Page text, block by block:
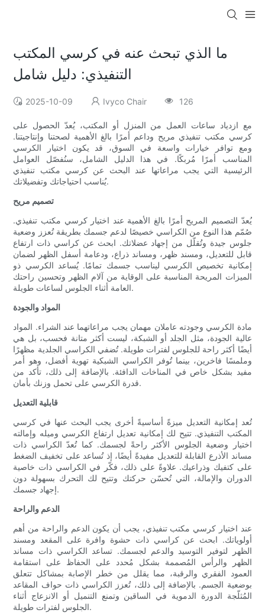
ما الذي تبحث عنه في كرسي المكتب
التنفيذي: دليل شامل
2025-10-09 Ivyco Chair 126
مع ازدياد ساعات العمل من المنزل أو المكتب، يُعدّ الحصول على
كرسي مكتب تنفيذي مريح وداعم أمرًا بالغ الأهمية لصحتنا وإنتاجيتنا.
ومع توافر خيارات واسعة في السوق، قد يكون اختيار الكرسي
المناسب أمرًا مُربكًا. في هذا الدليل الشامل، سنُفصّل العوامل
الرئيسية التي يجب مراعاتها عند البحث عن كرسي مكتب تنفيذي
يُناسب احتياجاتك وتفضيلاتك.
تصميم مريح
يُعدّ التصميم المريح أمرًا بالغ الأهمية عند اختيار كرسي مكتب تنفيذي.
صُمّم هذا النوع من الكراسي خصيصًا لدعم جسمك بطريقة تُعزز وضعية
جلوس جيدة وتُقلّل من إجهاد عضلاتك. ابحث عن كراسي ذات ارتفاع
قابل للتعديل، ومسند ظهر، ومساند ذراع، ودعامة أسفل الظهر لضمان
إمكانية تخصيص الكرسي ليناسب جسمك تمامًا. يُساعد الكرسي ذو
الميزات المريحة المناسبة على الوقاية من آلام الظهر وتحسين راحتك
العامة أثناء الجلوس لساعات طويلة.
المواد والجودة
مادة الكرسي وجودته عاملان مهمان يجب مراعاتهما عند الشراء. المواد
عالية الجودة، مثل الجلد أو الشبكة، ليست أكثر متانة فحسب، بل هي
أيضًا أكثر راحة للجلوس لفترات طويلة. تُضفي الكراسي الجلدية مظهرًا
وملمسًا فاخرين، بينما تُوفر الكراسي الشبكية تهوية أفضل، وهو أمر
مفيد بشكل خاص في المناخات الدافئة. بالإضافة إلى ذلك، تأكد من
قدرة الكرسي على تحمل وزنك بأمان.
قابلية التعديل
تُعد إمكانية التعديل ميزةً أساسيةً أخرى يجب البحث عنها في كرسي
المكتب التنفيذي. تتيح لك إمكانية تعديل ارتفاع الكرسي وميله وإمالته
اختيار وضعية الجلوس الأكثر راحةً لجسمك. كما تُعدّ الكراسي ذات
مساند الأذرع القابلة للتعديل مفيدةً أيضًا، إذ تُساعد على تخفيف الضغط
على كتفيك وذراعيك. علاوةً على ذلك، فكّر في الكراسي ذات خاصية
الدوران والإمالة، التي تُحسّن حركتك وتتيح لك التحرك بسهولة دون
إجهاد جسمك.
الدعم والراحة
عند اختيار كرسي مكتب تنفيذي، يجب أن يكون الدعم والراحة من أهم
أولوياتك. ابحث عن كراسي ذات حشوة وافرة على المقعد ومسند
الظهر لتوفير التوسيد والدعم لجسمك. تساعد الكراسي ذات مساند
الظهر والرأس المُصممة بشكل مُحدد على الحفاظ على استقامة
العمود الفقري والرقبة، مما يقلل من خطر الإصابة بمشاكل تتعلق
بوضعية الجسم. بالإضافة إلى ذلك، تُعزز الكراسي ذات حواف المقاعد
المُثلّجة الدورة الدموية في الساقين وتمنع التنميل أو الانزعاج أثناء
الجلوس لفترات طويلة.